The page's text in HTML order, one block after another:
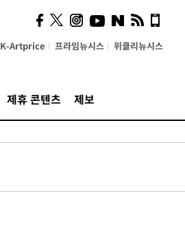
K-Artprice 프라임뉴시스 위클리뉴시스
제휴 콘텐츠 제보
사이 해답 찾았죠"…알을
깨고 나온 '초자아'